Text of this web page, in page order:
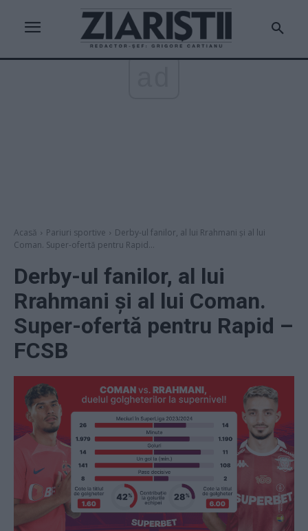
Acasă Pariuri sportive
Derby-ul fanilor, al lui Rrahmani și al lui
Coman. Super-ofertă pentru Rapid...
Derby-ul fanilor, al lui
Rrahmani și al lui Coman.
Super-ofertă pentru Rapid –
FCSB